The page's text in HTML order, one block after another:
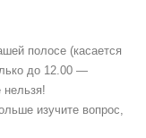
полосе (касается
до 12.00 —
изучите вопрос,